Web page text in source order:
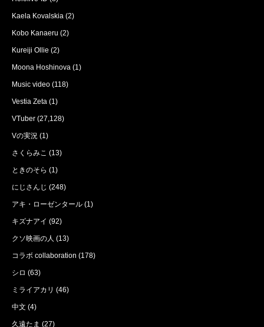
Kaela Kovalskia (2)
Kobo Kanaeru (2)
Kureiji Ollie (2)
Moona Hoshinova (1)
Music video (118)
Vestia Zeta (1)
VTuber (27,128)
Vの実況 (1)
さくらみこ (13)
ときのそら (1)
にじさんじ (248)
アキ・ローゼンタール (1)
キズナアイ (92)
クソ映画の人 (13)
コラボ collaboration (178)
シロ (63)
ミライアカリ (46)
中文 (4)
久遠たま (27)